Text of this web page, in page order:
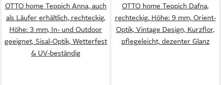
OTTO home Teppich Anna, auch
als Läufer erhältlich, rechteckig,
Höhe: 3 mm, In- und Outdoor
geeignet, Sisal-Optik, Wetterfest
& UV-beständig
OTTO home Teppich Dafna,
rechteckig, Höhe: 9 mm, Orient-
Optik, Vintage Design, Kurzflor,
pflegeleicht, dezenter Glanz